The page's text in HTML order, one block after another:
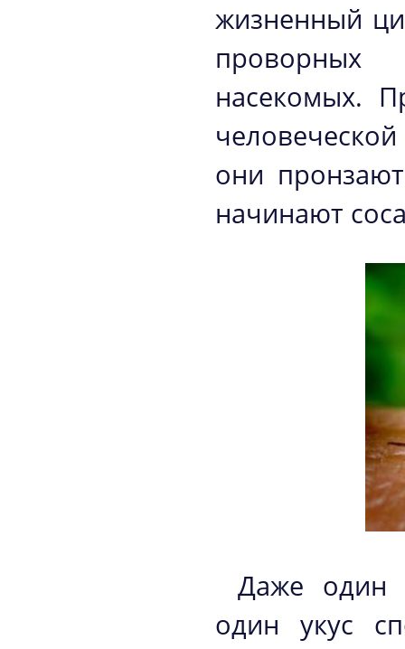
жизненный
насекомых.
они
начинают
Даже один
один укус